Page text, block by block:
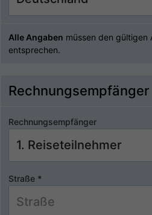
Alle Angaben müssen den gültigen
entsprechen.
Rechnungsempfänger
Rechnungsempfänger
Straße *